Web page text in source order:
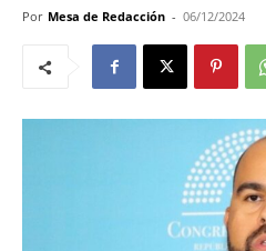
Por Mesa de Redacción - 06/12/2024